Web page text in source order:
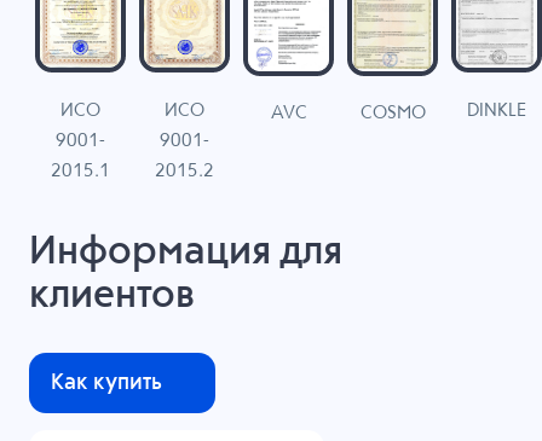
ИСО
9001-
2015.1
ИСО
9001-
2015.2
AVC COSMO DINKLE
Информация для
клиентов
Как купить